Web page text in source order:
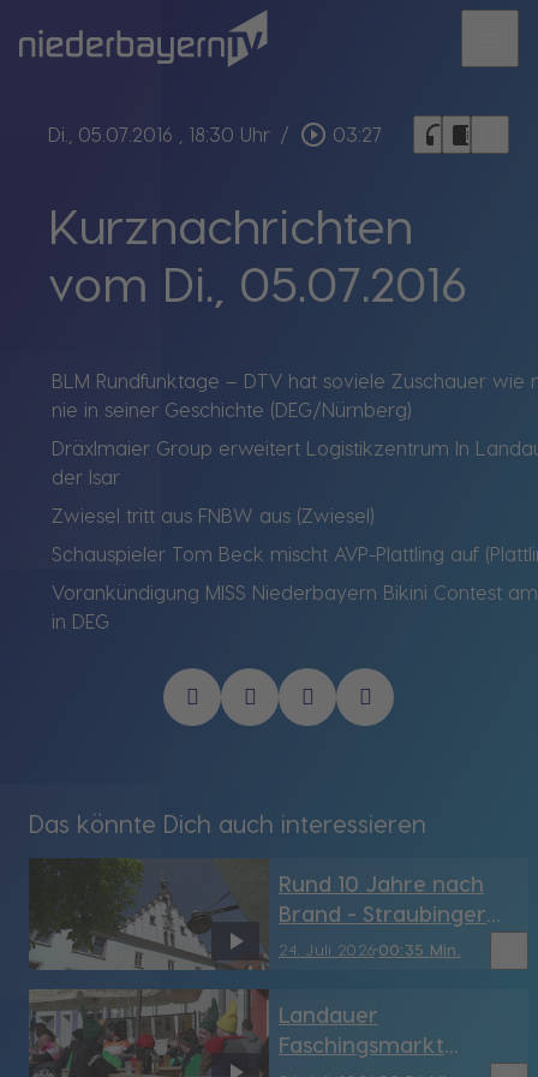
Di., 05.07.2016 , 18:30 Uhr / play_circle_outline 03:27 headphones chrome_reader_mode
Kurznachrichten
vom Di., 05.07.2016
BLM Rundfunktage – DTV hat soviele Zuschauer wie
nie in seiner Geschichte (DEG/Nürnberg)
Dräxlmaier Group erweitert Logistikzentrum In
der Isar
Zwiesel tritt aus FNBW aus (Zwiesel)
Schauspieler Tom Beck mischt AVP-Plattling auf
Vorankündigung MISS Niederbayern Bikini Contest
in DEG
Das könnte Dich auch interessieren
24. Juli 202600:35 Min.
Rund 10 Jahre nach
Brand - Straubinger
Rathaus hat sein
Türmchen wieder (SR)
Landauer
Faschingsmarkt